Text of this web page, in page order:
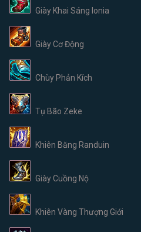
Giày Khai Sáng Ionia
Giày Cơ Động
Chùy Phản Kích
Tụ Bão Zeke
Khiên Băng Randuin
Giày Cuồng Nộ
Khiên Vàng Thượng Giới